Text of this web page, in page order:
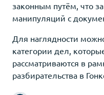
законным путём, что
манипуляций с
Для наглядности
категории дел,
рассматриваются в
разбирательства в